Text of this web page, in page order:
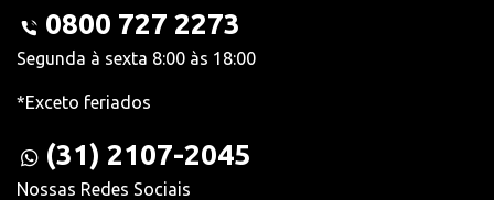
0800 727 2273
Segunda à sexta 8:00 às 18:00
*Exceto feriados
(31) 2107-2045
Nossas Redes Sociais